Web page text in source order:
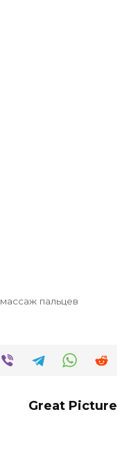
массаж пальцев
Great Picture